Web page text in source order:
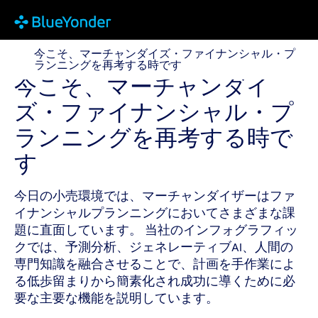
今こそ、マーチャンダイズ・ファイナンシャル・プラ
今こそ、マーチャンダイズ・ファイナンシャル・プ
ランニングを再考する時です
今こそ、マーチャンダイ
ズ・ファイナンシャル・プ
ランニングを再考する時で
す
今日の小売環境では、マーチャンダイザーはファ
イナンシャルプランニングにおいてさまざまな課
題に直面しています。 当社のインフォグラフィッ
クでは、予測分析、ジェネレーティブAI、人間の
専門知識を融合させることで、計画を手作業によ
る低歩留まりから簡素化され成功に導くために必
要な主要な機能を説明しています。